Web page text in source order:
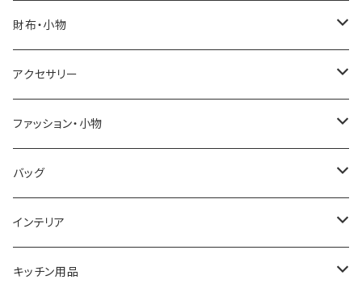
SALVATORE MARRA
CASIO
GRANDEUR
COGU
GAGA MILANO
CACTUS
COACH
DANIEL WELLINGTON
LACOSTE
DIESEL
MICHAEL KORS
NO BRAND
財布・小物
SONNE
DUCT
TRANSNUMBER
SAAMA HOMME
ARNOLD PALMER
アクセサリー
GUCCI
TIFFANY&CO
FOLLI FOLLIE
POLICE
ファッション・小物
DAKS
栃木レザー
NIKE
バッグ
MANHATTAN PORTAGE
United HOMME
インテリア
CRYSTOCRAFT
キッチン用品